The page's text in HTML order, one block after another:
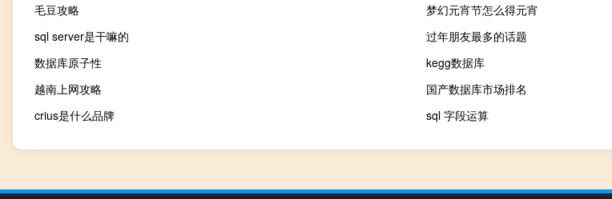
毛豆攻略
梦幻元宵节怎么得元宵
sql server是干嘛的
过年朋友最多的话题
数据库原子性
kegg数据库
越南上网攻略
国产数据库市场排名
crius是什么品牌
sql 字段运算